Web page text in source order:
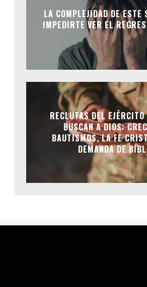
LA COMPLEJIDAD DE ESTE
IMPEDIRTE VER EL
RECLUTAS DEL
BUSCAN A DIOS:
BAUTISMOS, LA FE
DEMANDA DE